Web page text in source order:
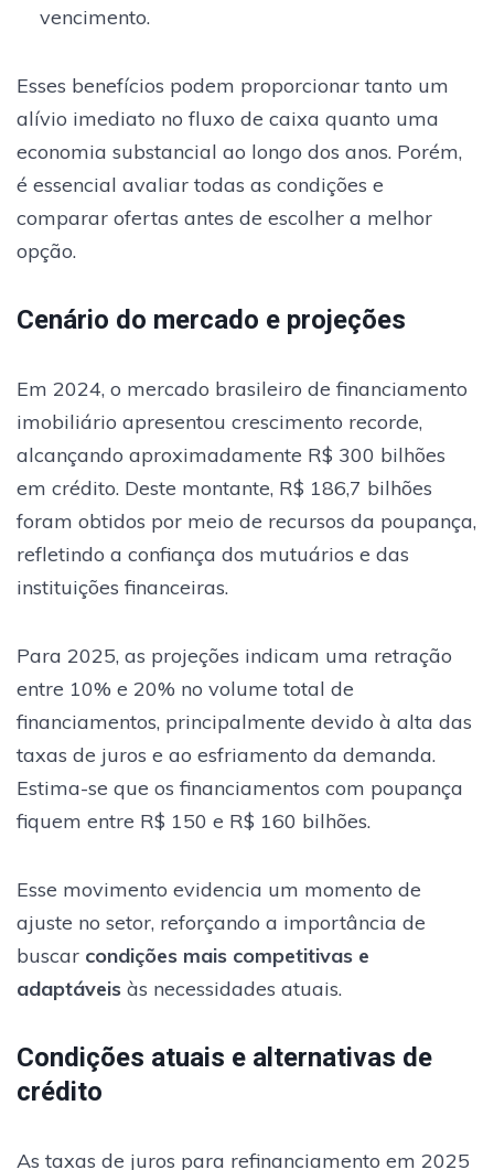
vencimento.
Esses benefícios podem proporcionar tanto um
alívio imediato no fluxo de caixa quanto uma
economia substancial ao longo dos anos. Porém,
é essencial avaliar todas as condições e
comparar ofertas antes de escolher a melhor
opção.
Cenário do mercado e projeções
Em 2024, o mercado brasileiro de financiamento
imobiliário apresentou crescimento recorde,
alcançando aproximadamente R$ 300 bilhões
em crédito. Deste montante, R$ 186,7 bilhões
foram obtidos por meio de recursos da poupança,
refletindo a confiança dos mutuários e das
instituições financeiras.
Para 2025, as projeções indicam uma retração
entre 10% e 20% no volume total de
financiamentos, principalmente devido à alta das
taxas de juros e ao esfriamento da demanda.
Estima-se que os financiamentos com poupança
fiquem entre R$ 150 e R$ 160 bilhões.
Esse movimento evidencia um momento de
ajuste no setor, reforçando a importância de
buscar condições mais competitivas e
adaptáveis às necessidades atuais.
Condições atuais e alternativas de
crédito
As taxas de juros para refinanciamento em 2025